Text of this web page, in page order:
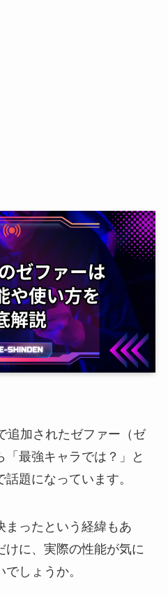
追加されたゼファー（ゼ
「最強キャラでは？」と
題になっています。
まったという経緯もあ
けに、実際の性能が気に
しょうか。